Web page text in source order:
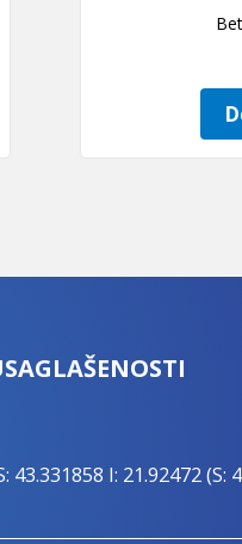
43.331858 I: 21.92472 (S: